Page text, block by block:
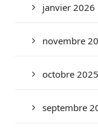
janvier 2026
novembre
octobre 2025
septembre